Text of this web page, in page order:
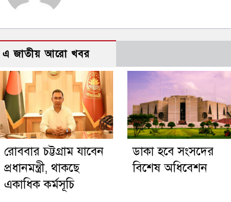
এ জাতীয় আরো খবর
রোববার চট্টগ্রাম যাবেন
প্রধানমন্ত্রী, থাকছে
একাধিক কর্মসূচি
ডাকা হবে সংসদের
বিশেষ অধিবেশন